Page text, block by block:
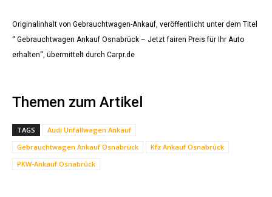
Originalinhalt von Gebrauchtwagen-Ankauf, veröffentlicht unter dem Titel
“ Gebrauchtwagen Ankauf Osnabrück – Jetzt fairen Preis für Ihr Auto
erhalten“, übermittelt durch Carpr.de
Themen zum Artikel
TAGS
Audi Unfallwagen Ankauf
Gebrauchtwagen Ankauf Osnabrück
Kfz Ankauf Osnabrück
PKW-Ankauf Osnabrück